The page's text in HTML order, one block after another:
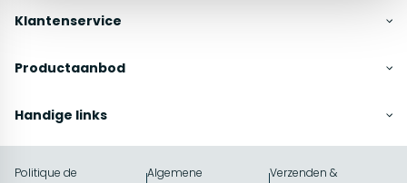
Klantenservice
Productaanbod
Handige links
Politique de Algemene Verzenden &